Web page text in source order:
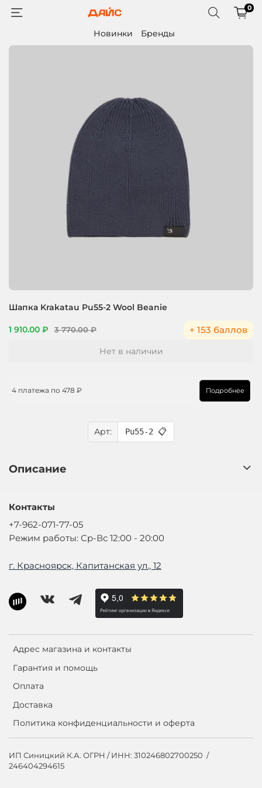
0
Новинки Бренды
Шапка Krakatau Pu55-2 Wool Beanie
1 910.00 ₽ 3 770.00 ₽ + 153 баллов
Арт: Pu55-2 📋
Нет в наличии
4 платежа по 478 ₽ Подробнее
Описание
Адрес магазина и контакты
Гарантия и помощь
Оплата
Доставка
Политика конфиденциальности и оферта
Контакты
+7-962-071-77-05
Режим работы: Ср-Вс 12:00 - 20:00
г. Красноярск, Капитанская ул., 12
ИП Синицкий К.А. ОГРН / ИНН: 310246802700250 /
246404294615